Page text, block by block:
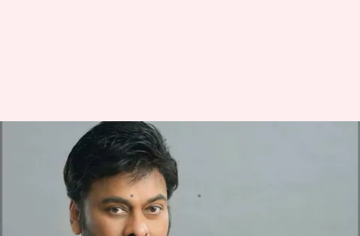
వాల్తేరు వీరయ్య థియేటర్లలో ఉండగానే
సెట్స్ పైకి వెళ్తున్న చిరంజీవి చిత్రం
Sriram Pranateja Jan 18, 2023